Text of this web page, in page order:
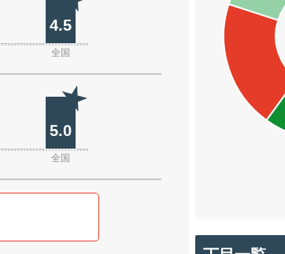
4.5
全国
5.0
全国